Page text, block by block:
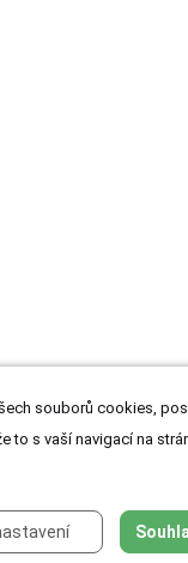
souborů cookies,
to s vaší navigací na